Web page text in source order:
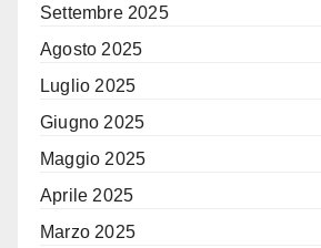
Settembre 2025
Agosto 2025
Luglio 2025
Giugno 2025
Maggio 2025
Aprile 2025
Marzo 2025